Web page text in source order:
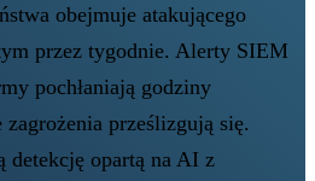
obejmuje atakującego
przez tygodnie. Alerty SIEM
pochłaniają godziny
prześlizgują się.
detekcję opartą na AI z